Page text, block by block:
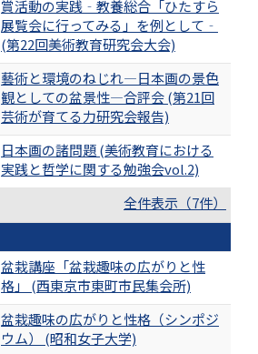
賞活動の実践‐教養総合「ひたすら
展覧会に行ってみる」を例として‐
(第22回美術教育研究会大会)
藝術と環境のねじれ―日本画の景色
観としての盆景性―合評会 (第21回
芸術が育てる力研究会報告)
日本画の諸問題 (美術教育における
実践と哲学に関する勉強会vol.2)
全件表示（7件）
盆栽講座「盆栽趣味の広がりと性
格」 (西東京市東町市民集会所)
盆栽趣味の広がりと性格（シンポジ
ウム） (昭和女子大学)